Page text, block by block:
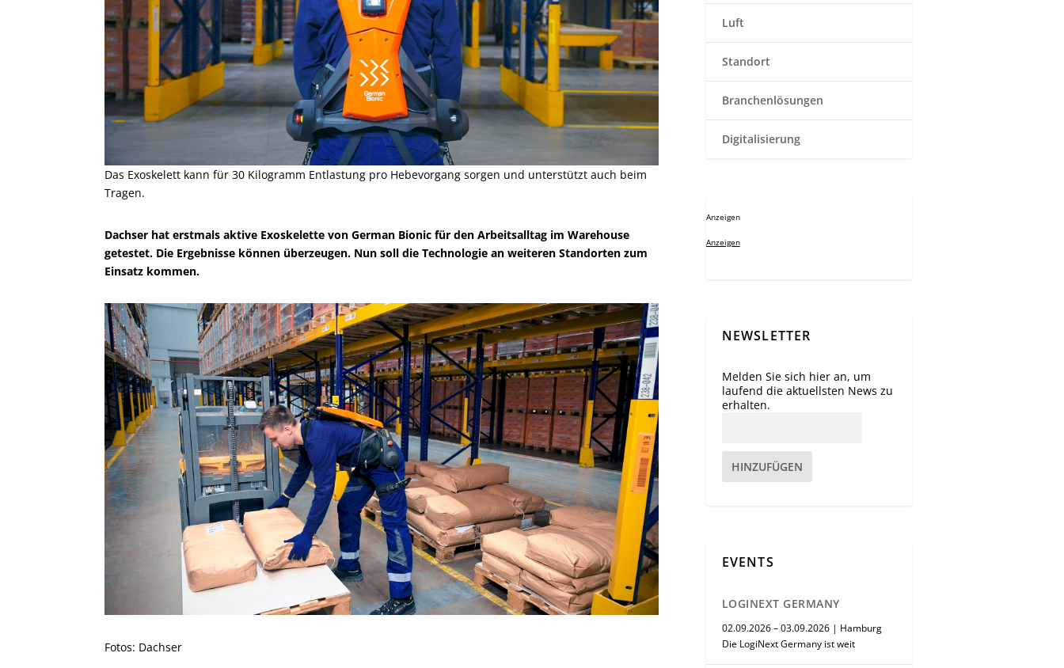
Das Exoskelett kann für 30 Kilogramm Entlastung pro Hebevorgang sorgen und unterstützt auch beim
Tragen.
Dachser hat erstmals aktive Exoskelette von German Bionic für den Arbeitsalltag im Warehouse
getestet. Die Ergebnisse können überzeugen. Nun soll die Technologie an weiteren Standorten zum
Einsatz kommen.
Fotos: Dachser
Luft
Standort
Branchenlösungen
Digitalisierung
Anzeigen
Anzeigen
NEWSLETTER
Melden Sie sich hier an, um
laufend die aktuellsten News zu
erhalten.
HINZUFÜGEN
EVENTS
LOGINEXT GERMANY
02.09.2026 – 03.09.2026 | Hamburg
Die LogiNext Germany ist weit